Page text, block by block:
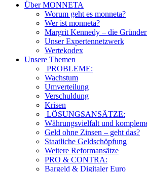
Über MONNETA
Worum geht es monneta?
Wer ist monneta?
Margrit Kennedy – die
Unser Expertennetzwerk
Wertekodex
Unsere Themen
PROBLEME:
Wachstum
Umverteilung
Verschuldung
Krisen
LÖSUNGSANSÄTZE:
Währungsvielfalt und
Geld ohne Zinsen – geht das?
Staatliche Geldschöpfung
Weitere Reformansätze
PRO & CONTRA:
Bargeld & Digitaler Euro